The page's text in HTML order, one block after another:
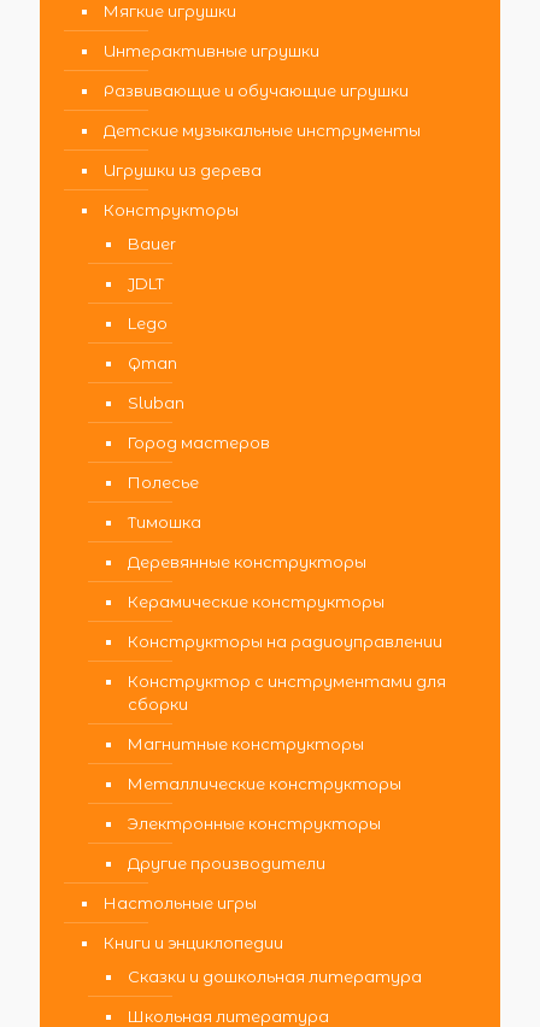
Мягкие игрушки
Интерактивные игрушки
Развивающие и обучающие игрушки
Детские музыкальные инструменты
Игрушки из дерева
Конструкторы
Bauer
JDLT
Lego
Qman
Sluban
Город мастеров
Полесье
Тимошка
Деревянные конструкторы
Керамические конструкторы
Конструкторы на радиоуправлении
Конструктор с инструментами для
сборки
Магнитные конструкторы
Металлические конструкторы
Электронные конструкторы
Другие производители
Настольные игры
Книги и энциклопедии
Сказки и дошкольная литература
Школьная литература